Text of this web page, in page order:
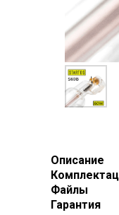
Описание
Файлы
Гарантия